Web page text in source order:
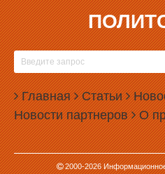
Главная Статьи
Новости партнеров О
2000-2026Информационное
21.05.2014, 10:50
ПРОХОРОВЫ УХОДЯТ ИЗ
ПЛАТФОРМЫ»
Михаил и Ирина Прохоровы
«Гражданская платформа».
существование партии откажется
Об уходе Прохоровых из
сегодня газета «Известия» со